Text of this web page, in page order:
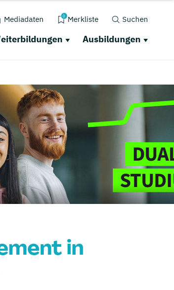
Mediadaten 0 Merkliste Suchen
Ausbildungen
in